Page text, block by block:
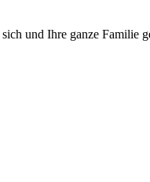
und Ihre ganze Familie